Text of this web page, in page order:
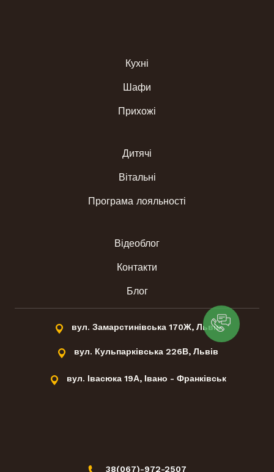
Кухні
Шафи
Прихожі
Дитячі
Вітальні
Програма лояльності
Відеоблог
Контакти
Блог
вул. Замарстинівська 170Ж, Львів
вул. Кульпарківська 226В, Львів
вул. Івасюка 19А, Івано - Франківськ
38(067)-972-2507